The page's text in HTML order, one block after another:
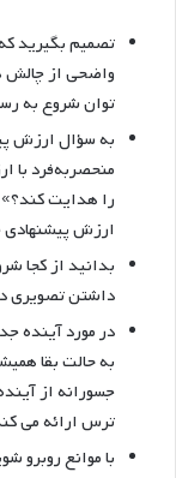
تصمیم بگیرید
واضحی از چالش
توان شروع به
به سؤال ارزش
منحصربه‌فرد با
را هدایت
ارزش
بدانید از کجا
داشتن تصویری
در مورد آینده
به حالت بقا
جسورانه از
ترس ارائه می
با موانع روبرو